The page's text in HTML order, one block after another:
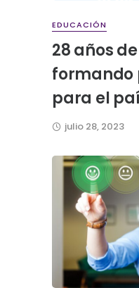
EDUCACIÓN
28 años
formando
para el
julio 28, 2023